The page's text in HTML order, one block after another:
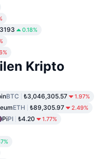
0.18%
Kripto
BTC ₺3,046,305.57 1.97%
ETH ₺89,305.97 2.49%
PiPI ₺4.20 1.77%